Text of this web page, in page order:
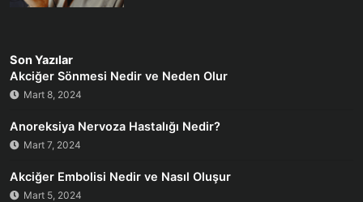
Son Yazılar
Akciğer Sönmesi Nedir ve Neden Olur
Mart 8, 2024
Anoreksiya Nervoza Hastalığı Nedir?
Mart 7, 2024
Akciğer Embolisi Nedir ve Nasıl Oluşur
Mart 5, 2024